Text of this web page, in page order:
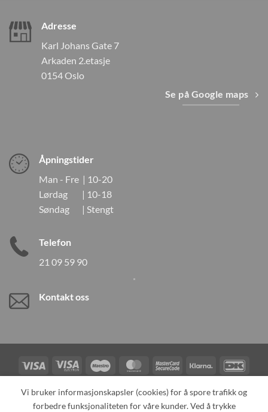
Adresse
Karl Johans Gate 7
Arkaden 2.etasje
0154 Oslo
Se på Google maps
Åpningstider
Man - Fre | 10-20
Lørdag | 10-18
Søndag | Stengt
Telefon
21 09 59 90
Kontakt oss
Visa
Visa
Electron
Maestro MasterCardMasterCard
2
Klarna
Card
TILBAKEKALLINGER KONTAKT OSS OM OSS
Vi bruker informasjonskapsler (cookies) for å spore trafikk og
forbedre funksjonaliteten for våre kunder. Ved å trykke